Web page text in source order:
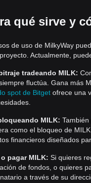
qué sirve y
de uso de MilkyWay
Actualmente,
tradeando MILK:
fluctúa. Gana más
spot de Bitget ofrece una
MILK:
como el bloqueo de
financieros diseñados
pagar MILK: Si quieres
de fondos, o quieres
a través de su